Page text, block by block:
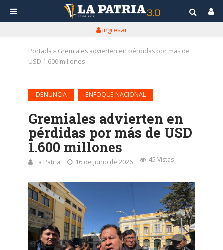
Ingresar
Portada » Gremiales advierten en pérdidas por más de
USD 1.600 millones
DENUNCIA ENFOQUE NACIONAL
Gremiales advierten en
pérdidas por más de USD
1.600 millones
La Patria 16 de junio de 2026 45 Vistas